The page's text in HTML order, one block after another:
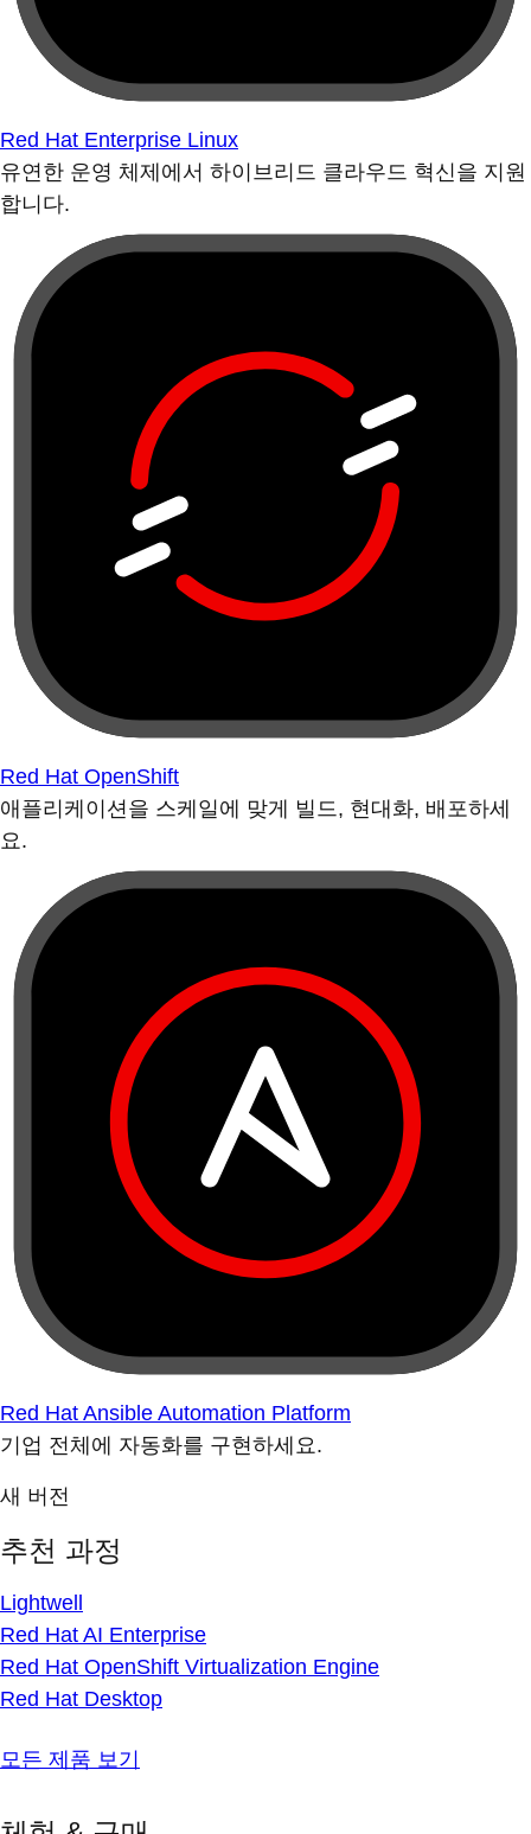
Red Hat Enterprise Linux
유연한 운영 체제에서 하이브리드 클라우드 혁신을 지원
합니다.
Red Hat OpenShift
애플리케이션을 스케일에 맞게 빌드, 현대화, 배포하세
요.
Red Hat Ansible Automation Platform
기업 전체에 자동화를 구현하세요.
새 버전
추천 과정
Lightwell
Red Hat AI Enterprise
Red Hat OpenShift Virtualization Engine
Red Hat Desktop
모든 제품 보기